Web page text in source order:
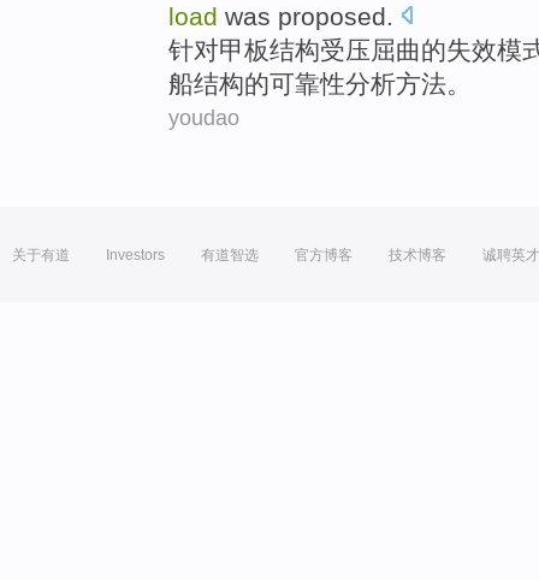
load was proposed
针对甲板结构受压屈曲的失效模
船结构的可靠性分析方法。
youdao
关于有道 Investors 有道智选 官方博客 技术博客 诚聘英才